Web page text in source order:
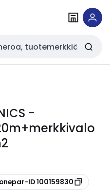
-
ID 100159830